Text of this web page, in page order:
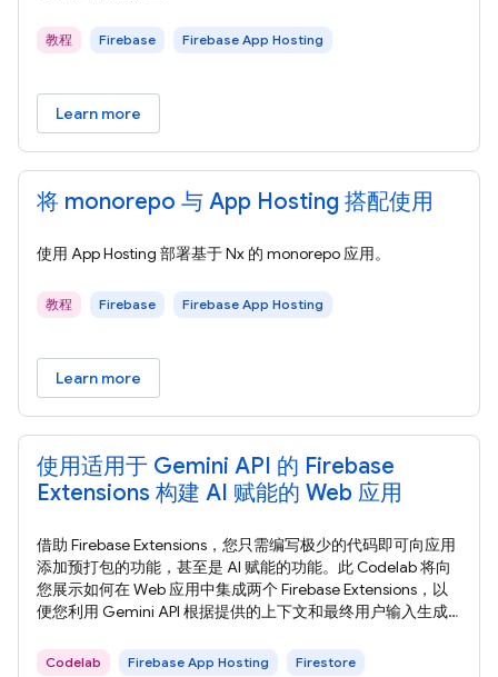
教程 Firebase Firebase App Hosting
Learn more
将 monorepo 与 App Hosting 搭配使用
使用 App Hosting 部署基于 Nx 的 monorepo 应用。
教程 Firebase Firebase App Hosting
Learn more
使用适用于 Gemini API 的 Firebase
Extensions 构建 AI 赋能的 Web 应用
借助 Firebase Extensions，您只需编写极少的代码即可向应用
添加预打包的功能，甚至是 AI 赋能的功能。此 Codelab 将向
您展示如何在 Web 应用中集成两个 Firebase Extensions，以
便您利用 Gemini API 根据提供的上下文和最终用户输入生成
了解如何使用 Firebase Extensions 构建 AI 赋能的 Web 应用，
Codelab Firebase App Hosting Firestore